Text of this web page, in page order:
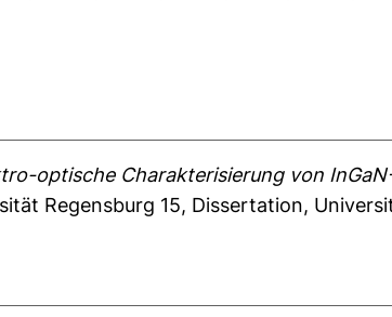
optische Charakterisierung von
Regensburg 15, Dissertation,